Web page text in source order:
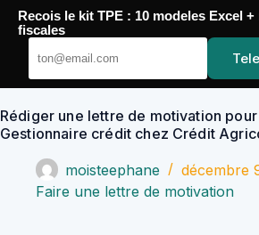
Passer
contenu
YoupiJobs
Rédiger une lettre de motivation
Gestionnaire crédit chez Crédit
moisteephane
décembre
Faire une lettre de motivation
Recois le kit TPE : 10 modeles Excel
fiscales